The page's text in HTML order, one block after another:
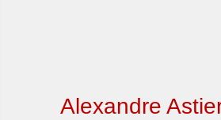
Alexandre